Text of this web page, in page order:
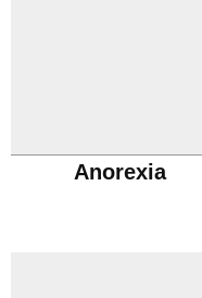
Anorexia